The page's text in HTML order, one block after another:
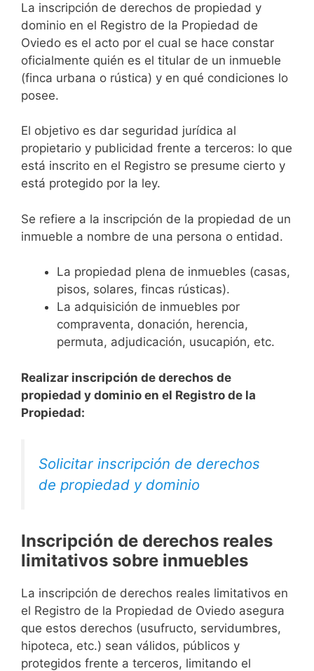
La inscripción de derechos de propiedad y
dominio en el Registro de la Propiedad de
Oviedo es el acto por el cual se hace constar
oficialmente quién es el titular de un inmueble
(finca urbana o rústica) y en qué condiciones lo
posee.
El objetivo es dar seguridad jurídica al
propietario y publicidad frente a terceros: lo que
está inscrito en el Registro se presume cierto y
está protegido por la ley.
Se refiere a la inscripción de la propiedad de un
inmueble a nombre de una persona o entidad.
La propiedad plena de inmuebles (casas,
pisos, solares, fincas rústicas).
La adquisición de inmuebles por
compraventa, donación, herencia,
permuta, adjudicación, usucapión, etc.
Realizar inscripción de derechos de
propiedad y dominio en el Registro de la
Propiedad:
Solicitar inscripción de derechos
de propiedad y dominio
Inscripción de derechos reales
limitativos sobre inmuebles
La inscripción de derechos reales limitativos en
el Registro de la Propiedad de Oviedo asegura
que estos derechos (usufructo, servidumbres,
hipoteca, etc.) sean válidos, públicos y
protegidos frente a terceros, limitando el